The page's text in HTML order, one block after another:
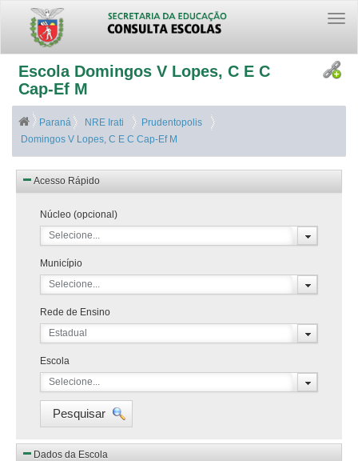
Escola Domingos V Lopes, C E C
Cap-Ef M
Paraná NRE Irati
Prudentopolis
Domingos V Lopes, C E C Cap-Ef M
Acesso Rápido
Núcleo (opcional)
Selecione...
Município
Selecione...
Rede de Ensino
Estadual
Escola
Selecione...
Pesquisar
Dados da Escola